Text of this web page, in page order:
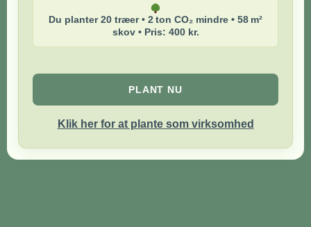
Du planter 20 træer • 2 ton CO₂ mindre • 58 m²
skov • Pris: 400 kr.
PLANT NU
Klik her for at plante som virksomhed